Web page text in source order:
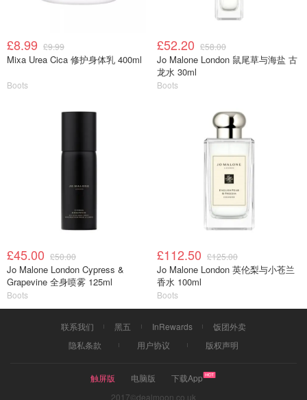
£8.99 £9.99
Mixa Urea Cica 修护身体乳 400ml
Boots
£52.20 £58.00
Jo Malone London 鼠尾草与海盐 古
龙水 30ml
Boots
£45.00 £50.00
Jo Malone London Cypress &
Grapevine 全身喷雾 125ml
Boots
£112.50 £125.00
Jo Malone London 英伦梨与小苍兰
香水 100ml
Boots
联系我们 黑五 InRewards
饭团外卖
隐私条款
用户协议 版权声明
触屏版 电脑版
下载App
2017©dealmoon.co.uk